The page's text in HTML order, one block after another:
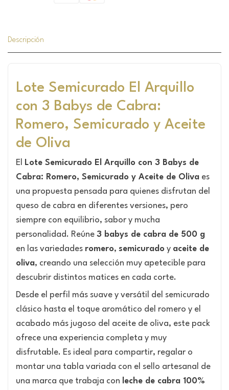
Descripción
Lote Semicurado El Arquillo
con 3 Babys de Cabra:
Romero, Semicurado y Aceite
de Oliva
El
Lote Semicurado El Arquillo con 3 Babys de
Cabra: Romero, Semicurado y Aceite de Oliva es
una propuesta pensada para quienes disfrutan del
queso de cabra en diferentes versiones, pero
siempre con equilibrio, sabor y mucha
personalidad. Reúne 3 babys de cabra de 500 g
en las variedades romero, semicurado y aceite de
oliva, creando una selección muy apetecible para
descubrir distintos matices en cada corte.
Desde el perfil más suave y versátil del semicurado
clásico hasta el toque aromático del romero y el
acabado más jugoso del aceite de oliva, este pack
ofrece una experiencia completa y muy
disfrutable. Es ideal para compartir, regalar o
montar una tabla variada con el sello artesanal de
una marca que trabaja con leche de cabra 100%